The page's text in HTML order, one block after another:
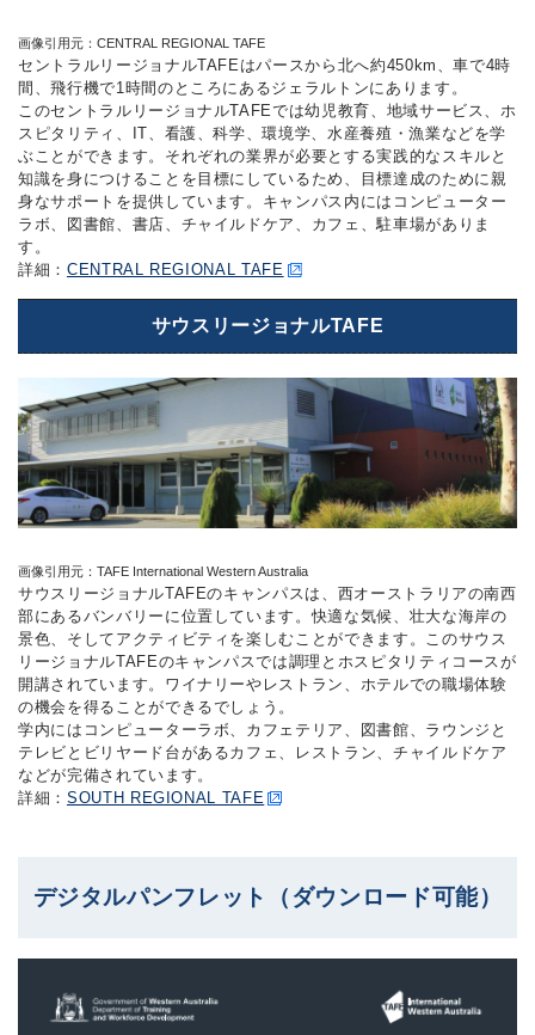
画像引用元：CENTRAL REGIONAL TAFE
セントラルリージョナルTAFEはパースから北へ約450km、車で4時
間、飛行機で1時間のところにあるジェラルトンにあります。
このセントラルリージョナルTAFEでは幼児教育、地域サービス、ホ
スピタリティ、IT、看護、科学、環境学、水産養殖・漁業などを学
ぶことができます。それぞれの業界が必要とする実践的なスキルと
知識を身につけることを目標にしているため、目標達成のために親
身なサポートを提供しています。キャンパス内にはコンピューター
ラボ、図書館、書店、チャイルドケア、カフェ、駐車場がありま
す。
詳細： CENTRAL REGIONAL TAFE
サウスリージョナルTAFE
画像引用元：TAFE International Western Australia
サウスリージョナルTAFEのキャンパスは、西オーストラリアの南西
部にあるバンバリーに位置しています。快適な気候、壮大な海岸の
景色、そしてアクティビティを楽しむことができます。このサウス
リージョナルTAFEのキャンパスでは調理とホスピタリティコースが
開講されています。ワイナリーやレストラン、ホテルでの職場体験
の機会を得ることができるでしょう。
学内にはコンピューターラボ、カフェテリア、図書館、ラウンジと
テレビとビリヤード台があるカフェ、レストラン、チャイルドケア
などが完備されています。
詳細：​ SOUTH REGIONAL TAFE
デジタルパンフレット（ダウンロード可能）